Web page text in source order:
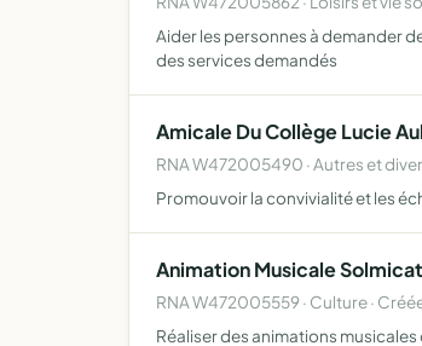
Aider les personnes à demander
des services demandés
Amicale Du Collège Lucie
RNA W472005490 · Autres et
Promouvoir la convivialité et les
Animation Musicale Solmicat
RNA W472005559 · Culture ·
Réaliser des animations